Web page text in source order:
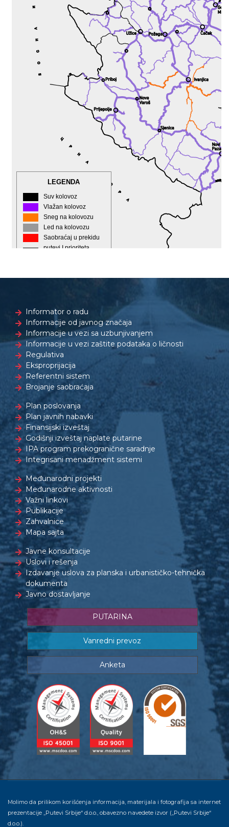
Informator o radu
Informacije od javnog značaja
Informacije u vezi sa uzbunjivanjem
Informacije u vezi zaštite podataka o ličnosti
Regulativa
Eksproprijacija
Referentni sistem
Brojanje saobraćaja
Plan poslovanja
Plan javnih nabavki
Finansijski izveštaj
Godišnji izveštaj naplate putarine
IPA program prekogranične saradnje
Integrisani menadžment sistemi
Međunarodni projekti
Međunarodne aktivnosti
Važni linkovi
Publikacije
Zahvalnice
Mapa sajta
Javne konsultacije
Uslovi i rešenja
Izdavanje uslova za planska i urbanističko-tehnička
dokumenta
Javno dostavljanje
PUTARINA
Vanredni prevoz
Anketa
Molimo da prilikom korišćenja informacija, materijala i fotografija sa internet
prezentacije „Putevi Srbije“ d.o.o., obavezno navedete izvor („Putevi Srbije“
d.o.o.).